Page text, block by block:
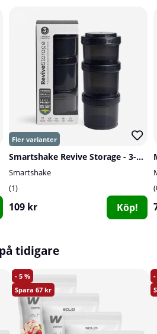
Smartshake Revive Storage - 3-pack
Smartshake
1
109 kr Köp!
tidigare
5
67